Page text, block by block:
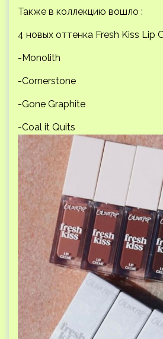
Также в коллекцию вошло :
4 новых оттенка Fresh Kiss Lip
-Monolith
-Cornerstone
-Gone Graphite
-Coal it Quits